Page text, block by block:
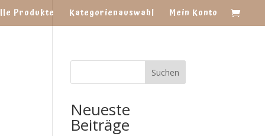
Produkte Kategorienauswahl Mein Konto
Suchen
Neueste
Beiträge